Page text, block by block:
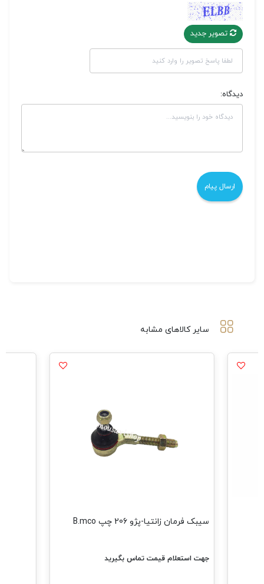
تصویر جدید
دیدگاه:
سایر کالاهای مشابه
سیبک فرمان زانتیا-پژو 206 چپ B.mco
جهت استعلام قیمت تماس بگیرید